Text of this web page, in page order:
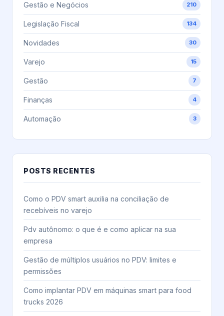
Gestão e Negócios 210
Legislação Fiscal 134
Novidades 30
Varejo 15
Gestão 7
Finanças 4
Automação 3
POSTS RECENTES
Como o PDV smart auxilia na conciliação de
recebíveis no varejo
Pdv autônomo: o que é e como aplicar na sua
empresa
Gestão de múltiplos usuários no PDV: limites e
permissões
Como implantar PDV em máquinas smart para food
trucks 2026